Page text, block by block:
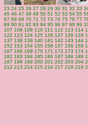
23 24 25 26 27 28 29 30 31 32 33
45 46 47 48 49 50 51 52 53 54 55
67 68 69 70 71 72 73 74 75 76 77
89 90 91 92 93 94 95 96 97 98 99
107 108 109 110 111 112 113 114
122 123 124 125 126 127 128 129
137 138 139 140 141 142 143 144
152 153 154 155 156 157 158 159
167 168 169 170 171 172 173 174
182 183 184 185 186 187 188 189
197 198 199 200 201 202 203 204
212 213 214 215 216 217 218 219